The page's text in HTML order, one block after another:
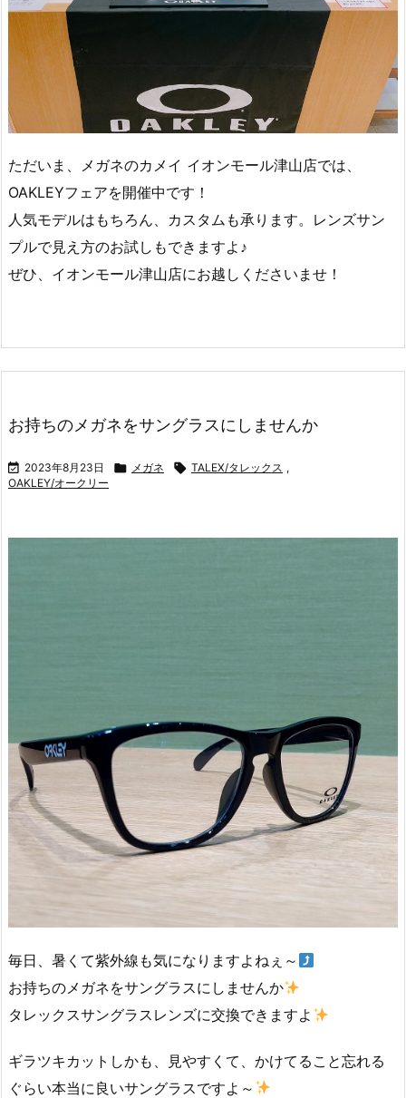
ただいま、メガネのカメイ イオンモール津山店では、
OAKLEYフェアを開催中です！
人気モデルはもちろん、カスタムも承ります。レンズサン
プルで見え方のお試しもできますよ♪
ぜひ、イオンモール津山店にお越しくださいませ！
お持ちのメガネをサングラスにしませんか
 2023年8月23日  メガネ  TALEX/タレックス ,
OAKLEY/オークリー
毎日、暑くて紫外線も気になりますよねぇ～
お持ちのメガネをサングラスにしませんか
タレックスサングラスレンズに交換できますよ
ギラツキカットしかも、見やすくて、かけてること忘れる
ぐらい本当に良いサングラスですよ～